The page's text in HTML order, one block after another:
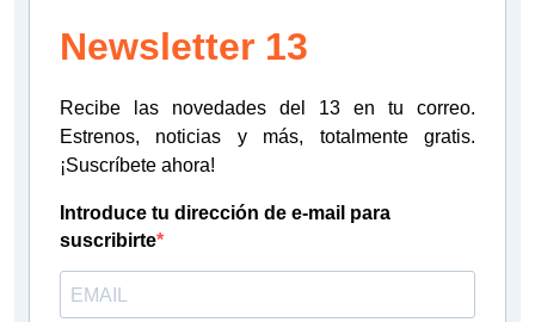
Newsletter 13
Recibe las novedades del 13 en tu correo.
Estrenos, noticias y más, totalmente gratis.
¡Suscríbete ahora!
Introduce tu dirección de e-mail para
suscribirte